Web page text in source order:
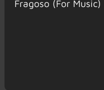
Fragoso (For Music)